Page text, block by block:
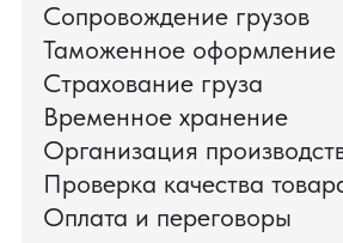
доставки оборудования.
Мы обеспечили полный цикл работ:
проверку продукции, логистику,
таможенное оформление и контроль
сроков. В результате все товары были
доставлены точно в срок и без
дополнительных рисков.
PRO TORG — проверенный партнёр по
международной логистике для ведущих
федеральных компаний.